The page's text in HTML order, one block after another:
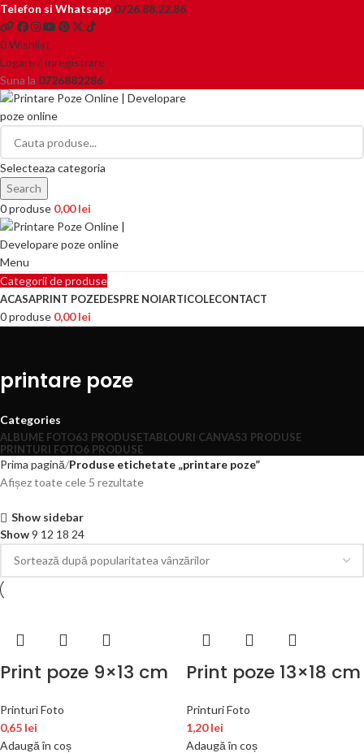
Telefon si Whatsapp 0726.88.22.86
0Wishlist
Logare / Inregistrare
Suna la 0726882286
Selecteaza categoria
Search
0produse 0,00lei
Menu
Categorii de produse
ACASAPRINT POZEDESPRE NOIARTICOLECONTACT
0produse 0,00lei
printare poze
Categories
ALBUME FOTO63 PRODUSETABLOURI CANVAS3 PRODUSE
PRINTURI FOTO6 PRODUSE
Prima pagină Produse etichetate „printare poze”
Afișez toate cele 5 rezultate
Show sidebar
Show9 12 18 24
Print poze 9×13 cm
Printuri Foto
0,65 lei
Adaugă în coș
Print poze 13×18 cm
Printuri Foto
1,20lei
Adaugă în coș